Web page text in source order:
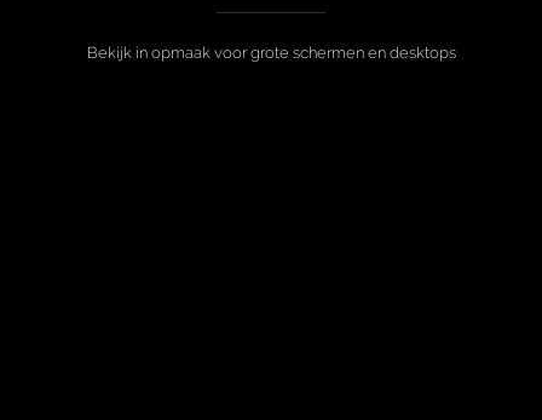
Bekijk in opmaak voor grote schermen en desktops